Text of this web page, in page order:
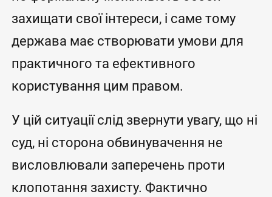
захищати свої інтереси, і саме тому
держава має створювати умови для
практичного та ефективного
користування цим правом.
У цій ситуації слід звернути увагу, що ні
суд, ні сторона обвинувачення не
висловлювали заперечень проти
клопотання захисту. Фактично